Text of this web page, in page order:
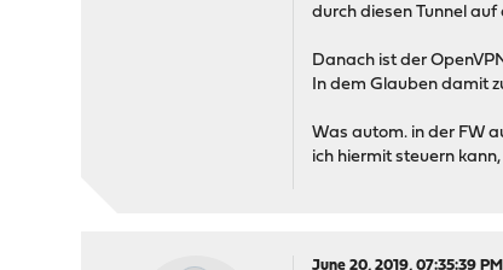
durch diesen Tunnel
Danach ist der
In dem Glauben damit
Was autom. in der FW
ich hiermit steuern
June 20, 2019, 07:35:39 PM